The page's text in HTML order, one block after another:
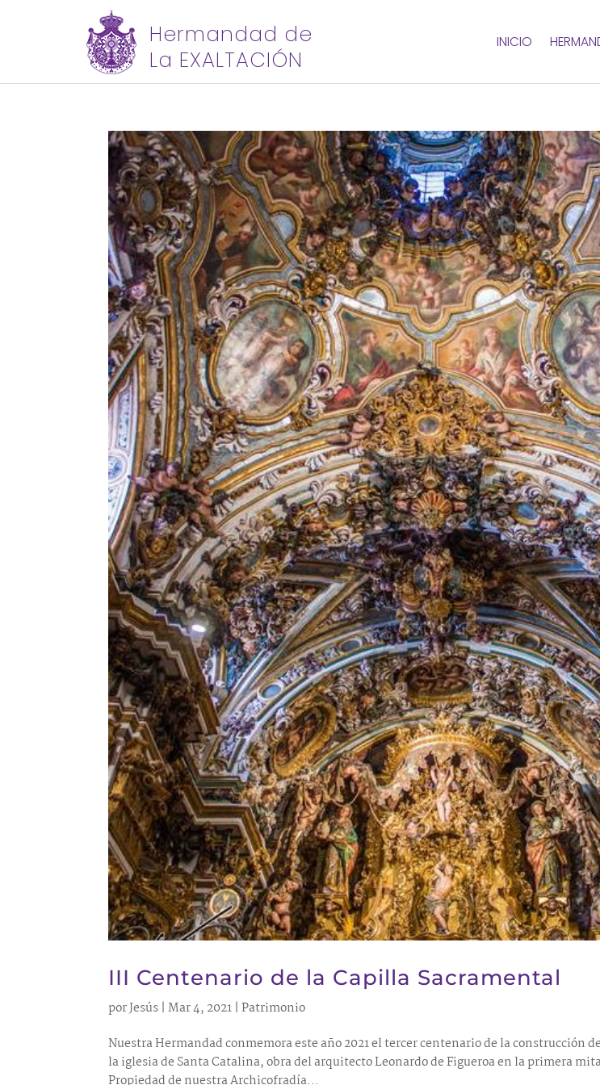
Hermandad de
La EXALTACIÓN
INICIO
III Centenario de la Capilla Sacramental
porJesús |Mar 4, 2021 |Patrimonio
Nuestra Hermandad conmemora este año 2021 el tercer centenario de la construcción
la iglesia de Santa Catalina, obra del arquitecto Leonardo de Figueroa en la primera
Propiedad de nuestra Archicofradía...